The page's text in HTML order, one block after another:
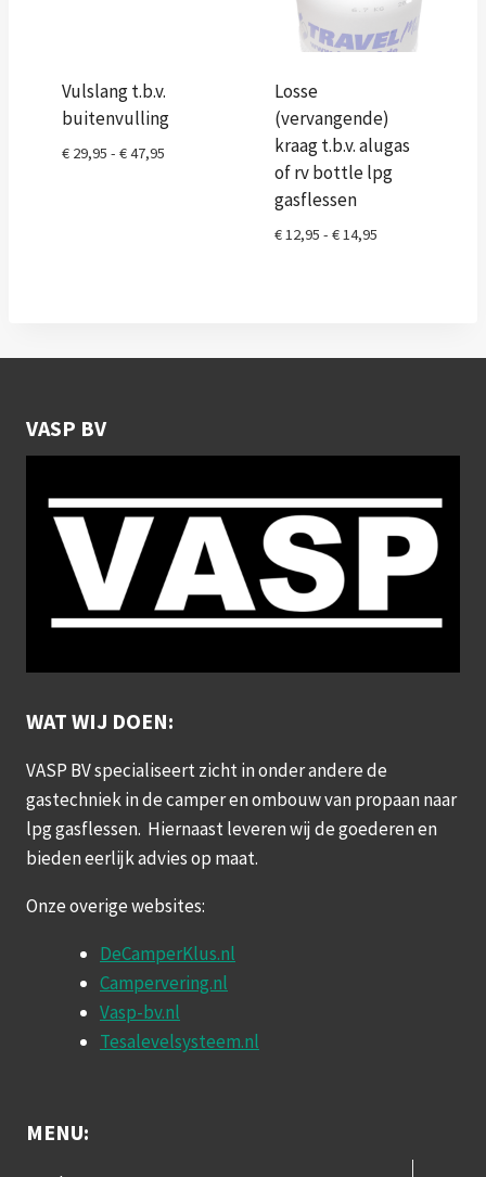
Vulslang t.b.v.
buitenvulling
€29,95 - €47,95Prijsklasse:
Losse
(vervangende)
kraag t.b.v. alugas
of rv bottle lpg
gasflessen
€12,95 - €14,95Prijsklasse:
VASP BV
WAT WIJ DOEN:
VASP BV specialiseert zicht in onder andere de
gastechniek in de camper en ombouw van propaan naar
lpg gasflessen. Hiernaast leveren wij de goederen en
bieden eerlijk advies op maat.
Onze overige websites:
DeCamperKlus.nl
Campervering.nl
Vasp-bv.nl
Tesalevelsysteem.nl
MENU: